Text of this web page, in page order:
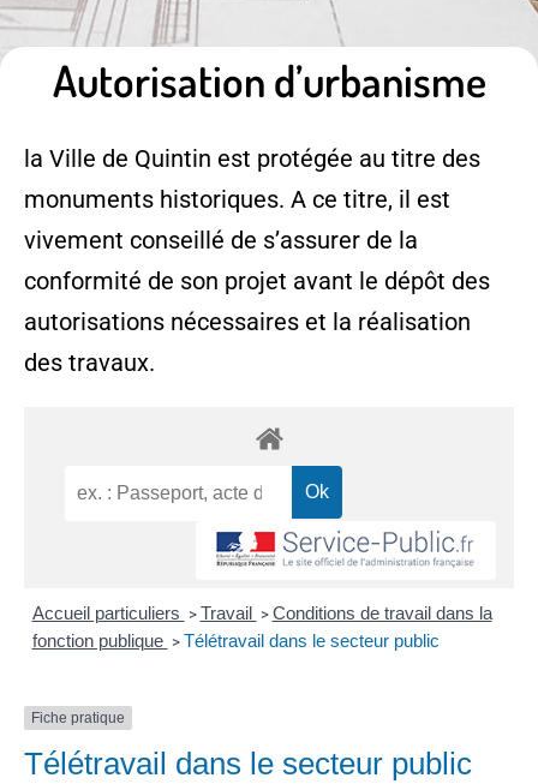
Autorisation d’urbanisme
la Ville de Quintin est protégée au titre des
monuments historiques. A ce titre, il est
vivement conseillé de s’assurer de la
conformité de son projet avant le dépôt des
autorisations nécessaires et la réalisation
des travaux.
Accueil particuliers > Travail > Conditions de travail dans la
fonction publique > Télétravail dans le secteur public
Fiche pratique
Télétravail dans le secteur public